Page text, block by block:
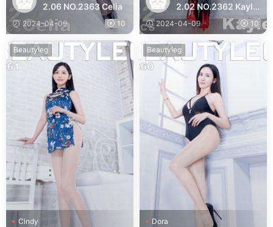
2.06 NO.2363 Celia
2024-04-09 10
2.02 NO.2362 Kayla
r
2024-04-09 10
Beautyleg
Cindy
Beautyleg
Dora